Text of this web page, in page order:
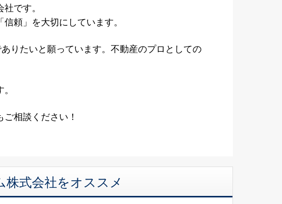
です。
頼」を大切にしています。
りたいと願っています。不動産のプロとしての
相談ください！
式会社をオススメ